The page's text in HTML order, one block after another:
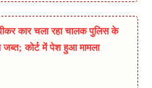
कार चला रहा चालक पुलिस के
जब्त; कोर्ट में पेश हुआ मामला